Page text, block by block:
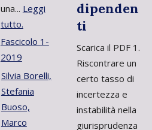
una... Leggi
tutto.
Fascicolo 1-
2019
Silvia Borelli,
Stefania
Buoso,
Marco
dipenden
ti
Scarica il PDF 1.
Riscontrare un
certo tasso di
incertezza e
instabilità nella
giurisprudenza